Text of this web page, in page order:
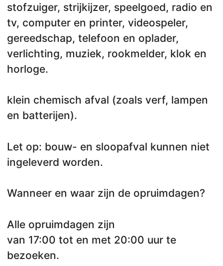
stofzuiger, strijkijzer, speelgoed, radio en
tv, computer en printer, videospeler,
gereedschap, telefoon en oplader,
verlichting, muziek, rookmelder, klok en
horloge.
klein chemisch afval (zoals verf, lampen
en batterijen).
Let op: bouw- en sloopafval kunnen niet
ingeleverd worden.
Wanneer en waar zijn de opruimdagen?
Alle opruimdagen zijn
van 17:00 tot en met 20:00 uur te
bezoeken.